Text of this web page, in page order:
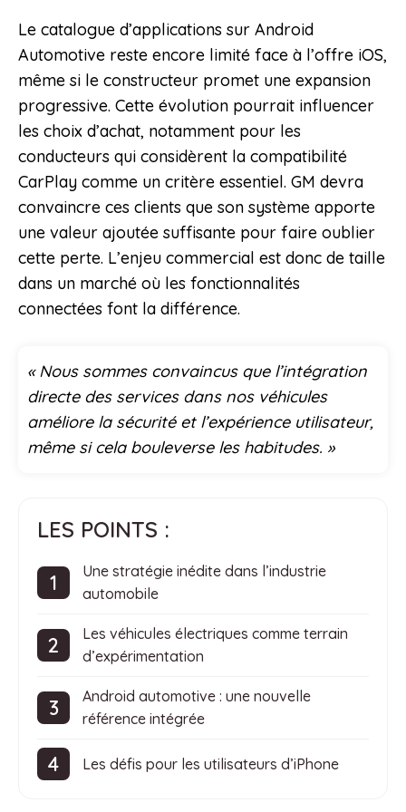
Le catalogue d’applications sur Android
Automotive reste encore limité face à l’offre iOS,
même si le constructeur promet une expansion
progressive. Cette évolution pourrait influencer
les choix d’achat, notamment pour les
conducteurs qui considèrent la compatibilité
CarPlay comme un critère essentiel. GM devra
convaincre ces clients que son système apporte
une valeur ajoutée suffisante pour faire oublier
cette perte. L’enjeu commercial est donc de taille
dans un marché où les fonctionnalités
connectées font la différence.
« Nous sommes convaincus que l’intégration
directe des services dans nos véhicules
améliore la sécurité et l’expérience utilisateur,
même si cela bouleverse les habitudes. »
LES POINTS :
Une stratégie inédite dans l’industrie
automobile
Les véhicules électriques comme terrain
d’expérimentation
Android automotive : une nouvelle
référence intégrée
Les défis pour les utilisateurs d’iPhone